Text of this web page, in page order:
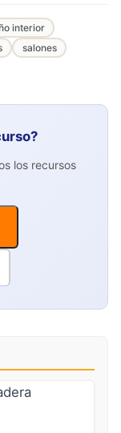
interior
salones
los recursos